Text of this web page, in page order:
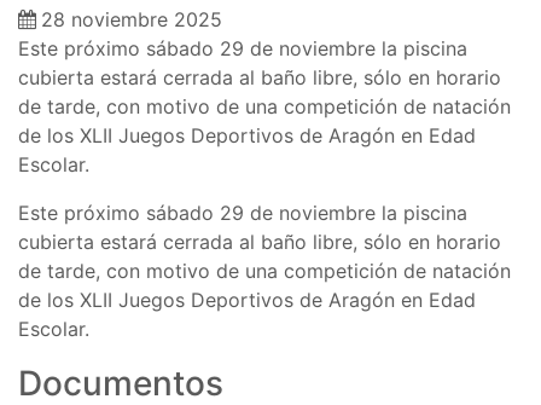
28 noviembre 2025
Este próximo sábado 29 de noviembre la piscina
cubierta estará cerrada al baño libre, sólo en horario
de tarde, con motivo de una competición de natación
de los XLII Juegos Deportivos de Aragón en Edad
Escolar.
Este próximo sábado 29 de noviembre la piscina
cubierta estará cerrada al baño libre, sólo en horario
de tarde, con motivo de una competición de natación
de los XLII Juegos Deportivos de Aragón en Edad
Escolar.
Documentos